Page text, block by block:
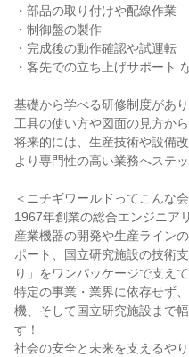
・部品の取り付けや配線作業
・制御盤の製作
・完成後の動作確認や試運転
・客先での立ち上げサポート
基礎から学べる研修制度があり
工具の使い方や図面の見方から
将来的には、生産技術や設備改
より専門性の高い業務へステ
＜ニチギワールドってこんな
1967年創業の総合エンジニア
産業機器の開発や生産ライン
ポート、国立研究施設の技術
り」をワンパッケージで支えて
特定の事業・業界に依存せず
機、そして国立研究施設まで
す！
社会の安全と未来を支えるや